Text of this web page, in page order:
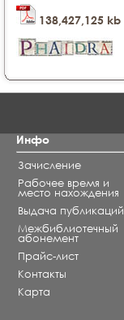
138,427,125 kb
Инфо
Зачисление
Рабочее время и
место нахождения
Выдача публикаций
Межбиблиотечный
абонемент
Прайс-лист
Контакты
Карта